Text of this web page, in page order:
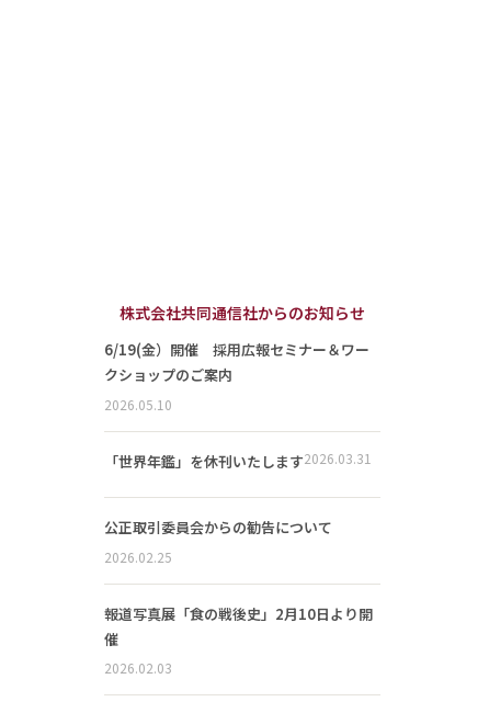
株式会社共同通信社からのお知らせ
6/19(金）開催 採用広報セミナー＆ワー
クショップのご案内
2026.05.10
「世界年鑑」を休刊いたします2026.03.31
公正取引委員会からの勧告について
2026.02.25
報道写真展「食の戦後史」2月10日より開
催
2026.02.03